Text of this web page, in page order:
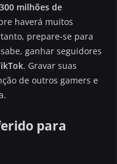
300 milhões de
haverá muitos
prepare-se para
ganhar seguidores
. Gravar suas
de outros gamers e
para